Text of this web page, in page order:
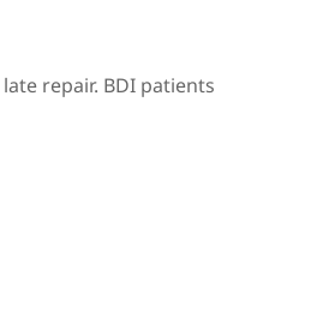
repair. BDI patients